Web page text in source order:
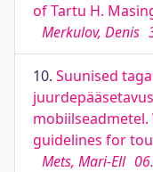
of Tartu H.
Merkulov, Denis
10. Suunised
guidelines for
Mets, Mari-Ell